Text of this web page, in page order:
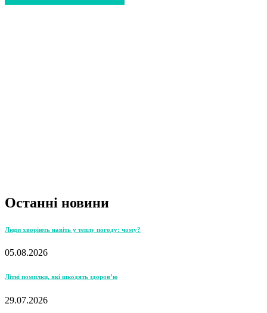
Останні новини
Люди хворіють навіть у теплу погоду: чому?
05.08.2026
Літні помилки, які шкодять здоров’ю
29.07.2026